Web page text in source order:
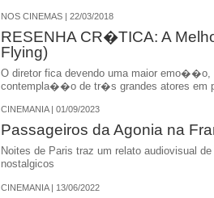
NOS CINEMAS | 22/03/2018
RESENHA CR�TICA: A
Flying)
O diretor fica devendo uma maior emo��o,
contempla��o de tr�s grandes atores em
CINEMANIA | 01/09/2023
Passageiros da Agonia na
Noites de Paris traz um relato audiovisual
nostalgicos
CINEMANIA | 13/06/2022